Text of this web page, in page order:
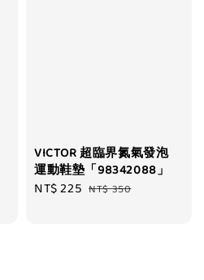
VICTOR 超臨界氮氣發泡
運動鞋墊「98342088」
Sale
NT$ 225 Regular
NT$ 350